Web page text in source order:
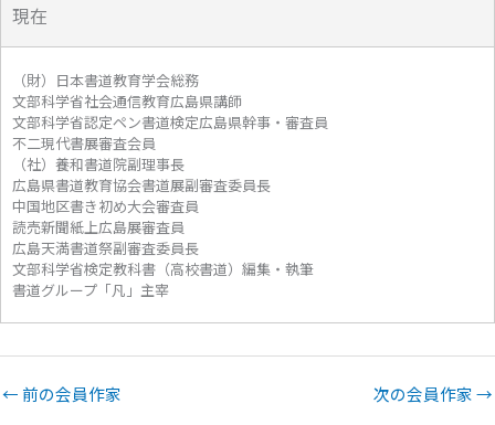
現在
（財）日本書道教育学会総務
文部科学省社会通信教育広島県講師
文部科学省認定ペン書道検定広島県幹事・審査員
不二現代書展審査会員
（社）養和書道院副理事長
広島県書道教育協会書道展副審査委員長
中国地区書き初め大会審査員
読売新聞紙上広島展審査員
広島天満書道祭副審査委員長
文部科学省検定教科書（高校書道）編集・執筆
書道グループ「凡」主宰
← 前の会員作家 次の会員作家→